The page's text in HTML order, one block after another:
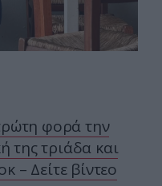
φορά την
της τριάδα και
– Δείτε βίντεο